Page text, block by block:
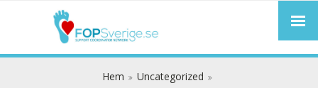
Hem Uncategorized